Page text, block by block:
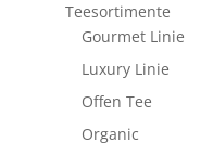
Teesortimente
Gourmet Linie
Luxury Linie
Offen Tee
Organic